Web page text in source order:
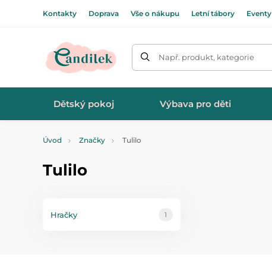
Kontakty Doprava Vše o nákupu Letní tábory Eventy
Např. produkt, kategorie
Dětský pokoj Výbava pro děti
Úvod Značky Tulilo
Tulilo
Hračky 1